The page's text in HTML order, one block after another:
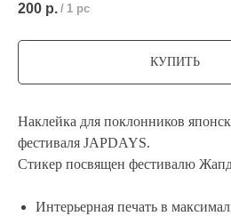
200 р. / 1 pc
КУПИТЬ
Наклейка для поклонников
фестиваля JAPDAYS.
Стикер посвящен фестивалю
Интерьерная печать в